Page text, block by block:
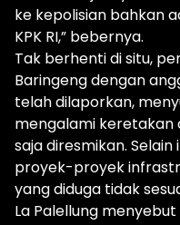
ke kepolisian bahkan
KPK RI,” bebernya.
Tak berhenti di situ,
Baringeng dengan
telah dilaporkan,
mengalami keretakan
saja diresmikan. Selain
proyek-proyek
yang diduga tidak
La Palellung